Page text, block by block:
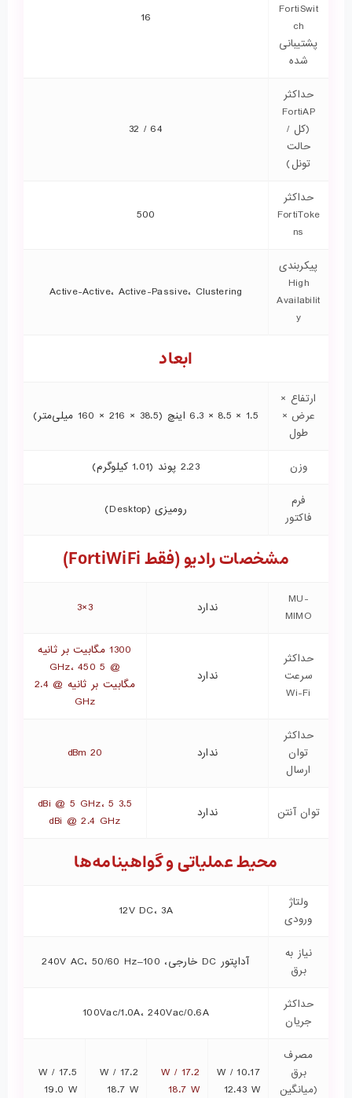
FortiSwit
ch
پشتیبانی
شده
16
حداکثر
FortiAP
(کل /
حالت
تونل)
64 / 32
حداکثر
FortiToke
ns
500
پیکربندی
High
Availabilit
y
Active-Active، Active-Passive، Clustering
ابعاد
ارتفاع ×
عرض ×
طول
1.5 × 8.5 × 6.3 اینچ (38.5 × 216 × 160 میلی‌متر)
وزن 2.23 پوند (1.01 کیلوگرم)
فرم
فاکتور
رومیزی (Desktop)
مشخصات رادیو (فقط FortiWiFi)
MU-
MIMO
ندارد 3×3
حداکثر
سرعت
Wi-Fi
ندارد
1300 مگابیت بر ثانیه
@ 5 GHz، 450
مگابیت بر ثانیه @ 2.4
GHz
حداکثر
توان
ارسال
ندارد 20 dBm
توان آنتن ندارد
3.5 dBi @ 5 GHz، 5
dBi @ 2.4 GHz
محیط عملیاتی و گواهینامه‌ها
ولتاژ
ورودی
12V DC، 3A
نیاز به
برق
آداپتور DC خارجی، 100–240V AC، 50/60 Hz
حداکثر
جریان
100Vac/1.0A، 240Vac/0.6A
مصرف
برق
(میانگین
10.17 W /
12.43 W
17.2 W /
18.7 W
17.2 W /
18.7 W
17.5 W /
19.0 W